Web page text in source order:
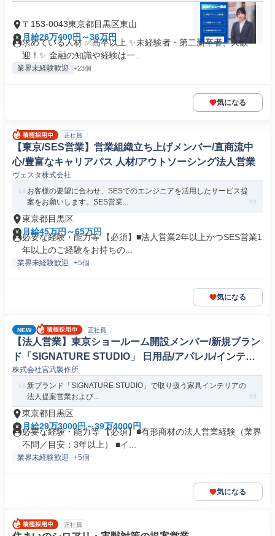
〒153-0043東京都目黒区東山
月給26万400円～36万円
求めている人材 ✅高卒以上 ✨未経験者・第二新卒者、大歓
迎！✨ 金融の知識や経験は一...
業界未経験歓迎 +23個
気になる
正社員
【東京/SES営業】営業組織立ち上げメンバー/直商流中
心/豊富なキャリアパス 人材/アウトソーシング法人営業
ヴェスタ株式会社
お客様の要望に合わせ、SESでのエンジニアを活用したサービス提
案をお願いします。SES営業...
東京都目黒区
月給45万円～65万円
必要な経験・能力等 【必須】■法人営業2年以上かつSES営業1
年以上のご経験をお持ちの...
業界未経験歓迎 +5個
気になる
NEW 正社員
【法人営業】東京ショールーム開設メンバー/新規ブラン
ド「SIGNATURE STUDIO」 日用品/アパレル/インテリ
ア法人営業
株式会社宮武製作所
新ブランド「SIGNATURE STUDIO」で取り扱う家具インテリアの
法人提案営業および...
東京都目黒区
月給29万3000円～39万4000円
必要な経験・能力等 【必須】■有形商材の法人営業経験（業界
不問／目安：3年以上） ■イ...
業界未経験歓迎 +5個
気になる
正社員